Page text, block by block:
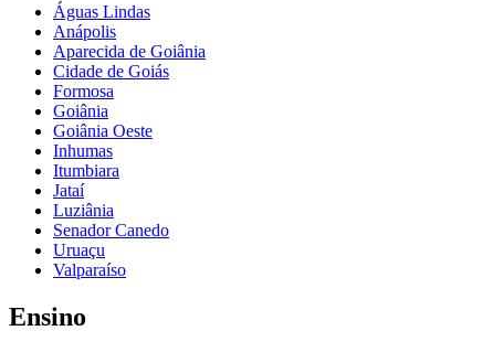
Águas Lindas
Anápolis
Aparecida de Goiânia
Cidade de Goiás
Formosa
Goiânia
Goiânia Oeste
Inhumas
Itumbiara
Jataí
Luziânia
Senador Canedo
Uruaçu
Valparaíso
Ensino